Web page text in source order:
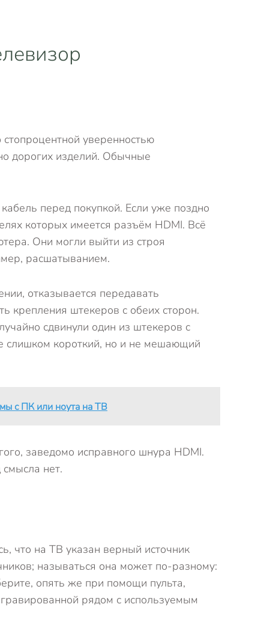
уверенностью
дорогих изделий. Обычные
перед покупкой. Если уже поздно
которых имеется разъём HDMI. Всё
Они могли выйти из строя
расшатыванием.
отказывается передавать
крепления штекеров с обеих сторон.
сдвинули один из штекеров с
слишком короткий, но и не мешающий
с ПК или ноута на ТВ
заведомо исправного шнура HDMI.
нет.
что на ТВ указан верный источник
называться она может по-разному:
опять же при помощи пульта,
рядом с используемым